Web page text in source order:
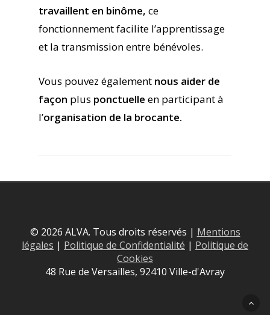
travaillent en binôme,ce
fonctionnement facilite l’apprentissage
et la transmission entre bénévoles.
Vous pouvez également nous aider de
façon plus ponctuelle en participant à
l’organisation de la brocante.
© 2026 ALVA. Tous droits réservés | Mentions
légales | Politique de Confidentialité | Politique de
Cookies
48 Rue de Versailles, 92410 Ville-d'Avray